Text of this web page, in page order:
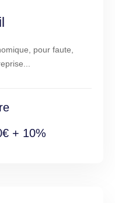
pour faute,
+ 10%